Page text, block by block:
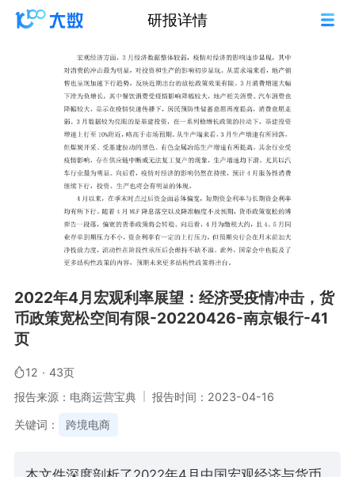
研报详情
2022年4月宏观利率展望：经济受疫情冲击，货
币政策宽松空间有限-20220426-南京银行-41
页
12 · 43页
报告来源：电商运营宝典
报告时间：2023-04-16
关键词： 跨境电商